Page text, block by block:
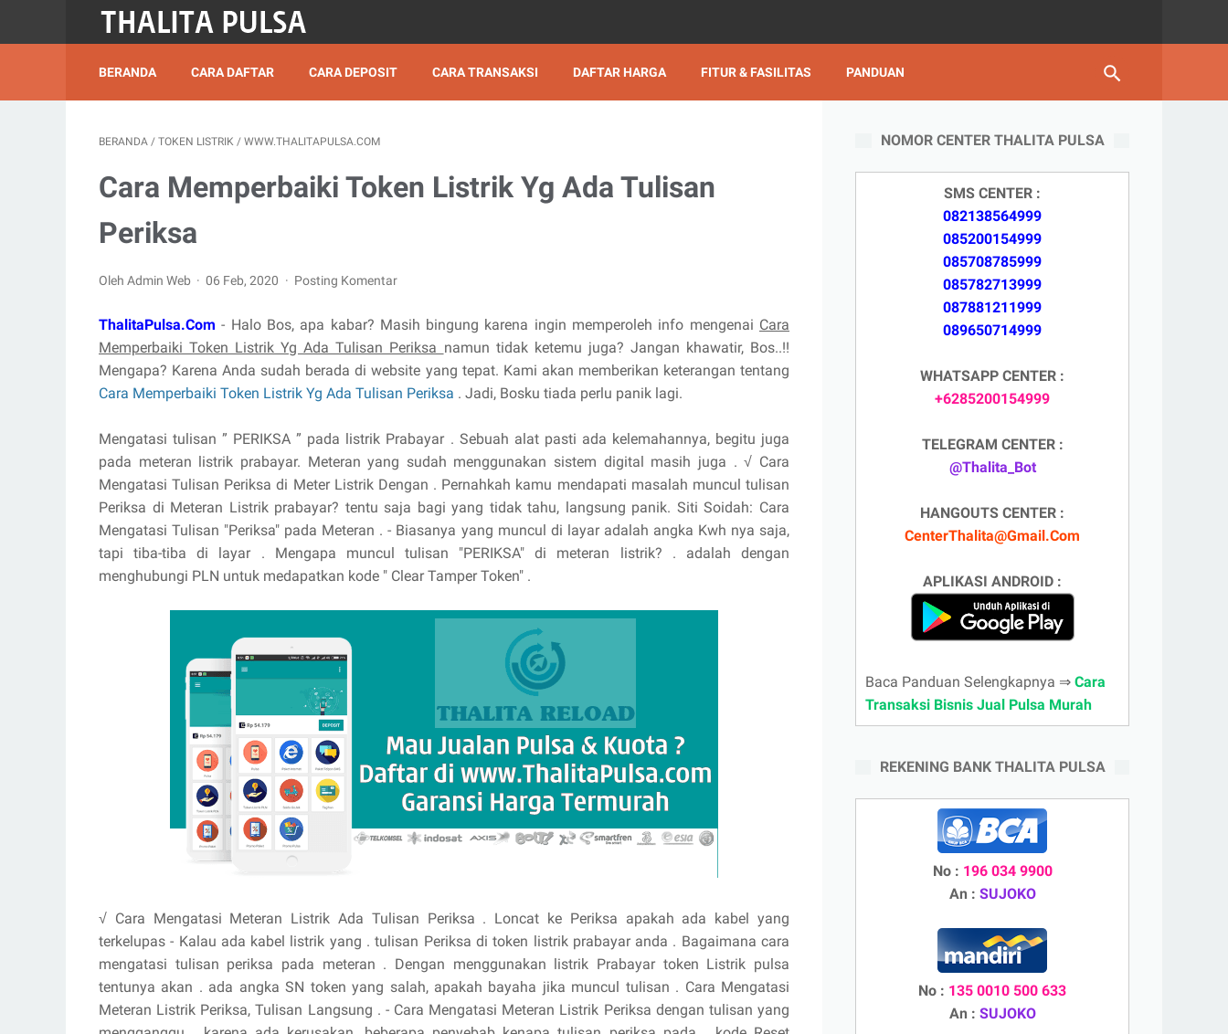
BERANDA CARA DAFTAR CARA DEPOSIT CARA TRANSAKSI DAFTAR HARGA FITUR & FASILITAS PANDUAN
BERANDA / TOKEN LISTRIK / WWW.THALITAPULSA.COM
Cara Memperbaiki Token Listrik Yg Ada Tulisan
Periksa
Oleh Admin Web 06 Feb, 2020 Posting Komentar
ThalitaPulsa.Com - Halo Bos, apa kabar? Masih bingung karena ingin memperoleh info mengenai Cara
Memperbaiki Token Listrik Yg Ada Tulisan Periksa namun tidak ketemu juga? Jangan khawatir, Bos..!!
Mengapa? Karena Anda sudah berada di website yang tepat. Kami akan memberikan keterangan tentang
Cara Memperbaiki Token Listrik Yg Ada Tulisan Periksa . Jadi, Bosku tiada perlu panik lagi.
Mengatasi tulisan ” PERIKSA ” pada listrik Prabayar . Sebuah alat pasti ada kelemahannya, begitu juga
pada meteran listrik prabayar. Meteran yang sudah menggunakan sistem digital masih juga . √ Cara
Mengatasi Tulisan Periksa di Meter Listrik Dengan . Pernahkah kamu mendapati masalah muncul tulisan
Periksa di Meteran Listrik prabayar? tentu saja bagi yang tidak tahu, langsung panik. Siti Soidah: Cara
Mengatasi Tulisan "Periksa" pada Meteran . - Biasanya yang muncul di layar adalah angka Kwh nya saja,
tapi tiba-tiba di layar . Mengapa muncul tulisan "PERIKSA" di meteran listrik? . adalah dengan
menghubungi PLN untuk medapatkan kode " Clear Tamper Token" .
√ Cara Mengatasi Meteran Listrik Ada Tulisan Periksa . Loncat ke Periksa apakah ada kabel yang
terkelupas - Kalau ada kabel listrik yang . tulisan Periksa di token listrik prabayar anda . Bagaimana cara
mengatasi tulisan periksa pada meteran . Dengan menggunakan listrik Prabayar token Listrik pulsa
tentunya akan . ada angka SN token yang salah, apakah bayaha jika muncul tulisan . Cara Mengatasi
Meteran Listrik Periksa, Tulisan Langsung . - Cara Mengatasi Meteran Listrik Periksa dengan tulisan yang
NOMOR CENTER THALITA PULSA
SMS CENTER :
082138564999
085200154999
085708785999
085782713999
087881211999
089650714999
WHATSAPP CENTER :
+6285200154999
TELEGRAM CENTER :
@Thalita_Bot
HANGOUTS CENTER :
CenterThalita@Gmail.Com
APLIKASI ANDROID :
Baca Panduan Selengkapnya ⇒ Cara
Transaksi Bisnis Jual Pulsa Murah
REKENING BANK THALITA PULSA
No : 196 034 9900
An : SUJOKO
No : 135 0010 500 633
An : SUJOKO